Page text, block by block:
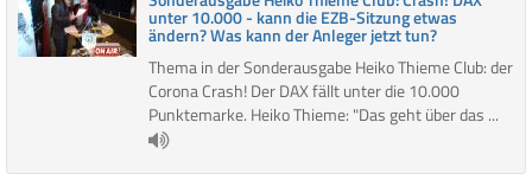
unter 10.000 - kann die EZB-Sitzung etwas
ändern? Was kann der Anleger jetzt tun?
Thema in der Sonderausgabe Heiko Thieme Club: der
Corona Crash! Der DAX fällt unter die 10.000
Punktemarke. Heiko Thieme: "Das geht über das ...